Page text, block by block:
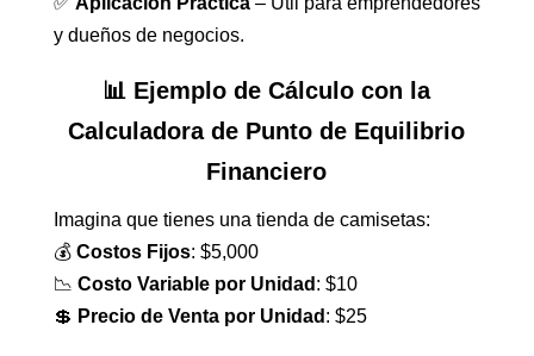
y dueños de negocios.
📊 Ejemplo de Cálculo con la
Calculadora de Punto de Equilibrio
Financiero
Imagina que tienes una tienda de camisetas:
💰 Costos Fijos: $5,000
📉 Costo Variable por Unidad : $10
💲 Precio de Venta por Unidad : $25